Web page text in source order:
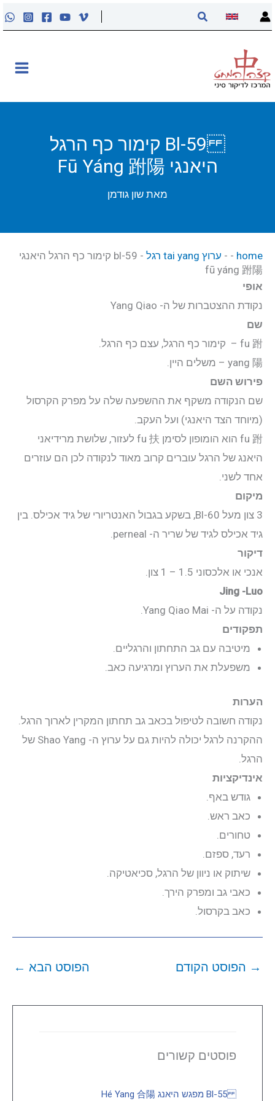
דילוג
לתוכן
חיפוש
Bl-59 קימור כף הרגל
היאנגי Fū Yáng 跗陽
מאת שון גודמן
home
-
- ערוץ tai yang רגל -
bl-59 קימור כף הרגל היאנגי
fū yáng 跗陽
אופי
נקודת ההצטברות של ה- Yang Qiao
שם
fu 跗 – קימור כף הרגל, עצם כף הרגל.
yang 陽 – משלים היין.
פירוש השם
שם הנקודה משקף את ההשפעה שלה על מפרק הקרסול
(מיוחד הצד היאנגי) ועל העקב.
fu 跗 הוא הומופון לסימן fu 扶 לעזור, שלושת מרידיאני
היאנג של הרגל עוברים קרוב מאוד לנקודה לכן הם עוזרים
אחד לשני.
מיקום
3 צון מעל Bl-60, בשקע בגבול האנטריורי של גיד אכילס. בין
גיד אכילס לגיד של שריר ה- perneal.
דיקור
אנכי או אלכסוני 1.5 – 1 צון.
Jing -Luo
נקודה על ה- Yang Qiao Mai.
תפקודים
מיטיבה עם גב התחתון והרגליים.
משפעלת את הערוץ ומרגיעה כאב.
הערות
נקודה חשובה לטיפול בכאב גב תחתון המקרין לארוך הרגל.
ההקרנה לרגל יכולה להיות גם על ערוץ ה- Shao Yang של
הרגל.
אינדיקציות
גודש באף.
כאב ראש.
טחורים.
רעד, ספזם.
שיתוק או ניוון של הרגל, סכיאטיקה.
כאבי גב ומפרק הירך.
כאב בקרסול.
→ הפוסט הקודם הפוסט הבא ←
פוסטים קשורים
Bl-55 מפגש היאנג Hé Yang 合陽
פוסטים
מאסטר טונג
קורסים
מאסטר טונג